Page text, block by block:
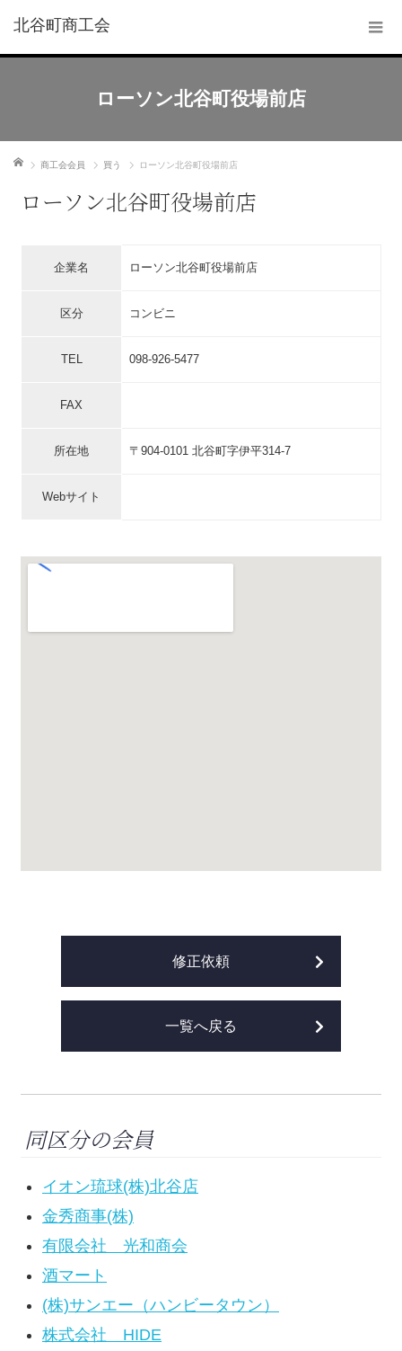
北谷町商工会
ローソン北谷町役場前店
ホーム 商工会会員 買う ローソン北谷町役場前店
ローソン北谷町役場前店
企業名 ローソン北谷町役場前店
区分 コンビニ
TEL 098-926-5477
FAX
所在地 〒904-0101 北谷町字伊平314-7
Webサイト
修正依頼
一覧へ戻る
同区分の会員
イオン琉球(株)北谷店
金秀商事(株)
有限会社 光和商会
酒マート
(株)サンエー（ハンビータウン）
株式会社 HIDE